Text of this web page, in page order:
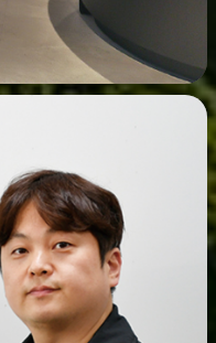
했던 아쉬움
열었다.